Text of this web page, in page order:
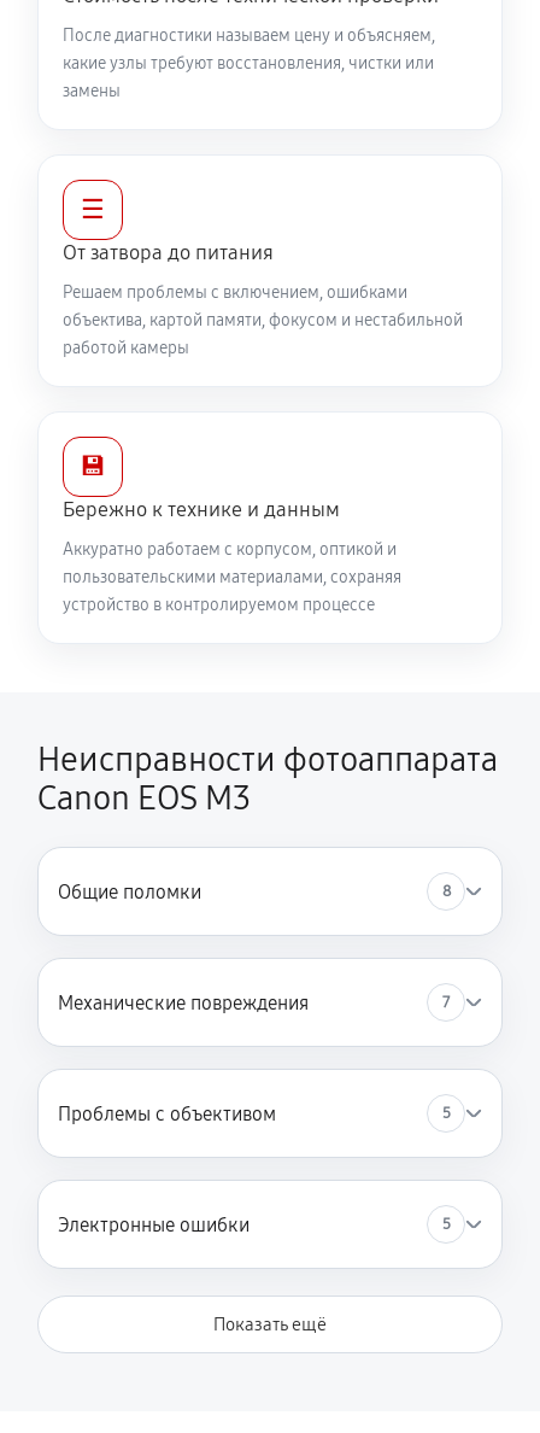
После диагностики называем цену и объясняем,
какие узлы требуют восстановления, чистки или
замены
☰
От затвора до питания
Решаем проблемы с включением, ошибками
объектива, картой памяти, фокусом и нестабильной
работой камеры
💾
Бережно к технике и данным
Аккуратно работаем с корпусом, оптикой и
пользовательскими материалами, сохраняя
устройство в контролируемом процессе
Неисправности фотоаппарата
Canon EOS M3
Общие поломки 8
Механические повреждения 7
Проблемы с объективом 5
Электронные ошибки 5
Показать ещё